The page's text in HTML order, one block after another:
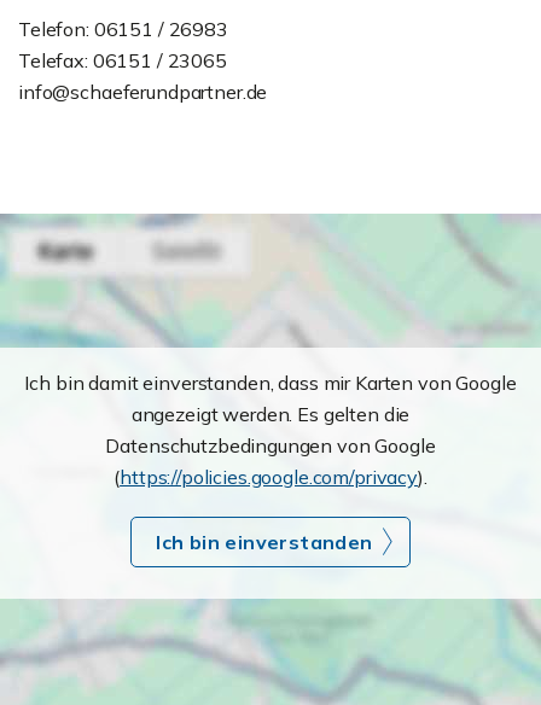
Telefon: 06151 / 26983
Telefax: 06151 / 23065
info@schaeferundpartner.de
Ich bin damit einverstanden, dass mir Karten von Google
angezeigt werden. Es gelten die
Datenschutzbedingungen von Google
(https://policies.google.com/privacy).
Ich bin einverstanden